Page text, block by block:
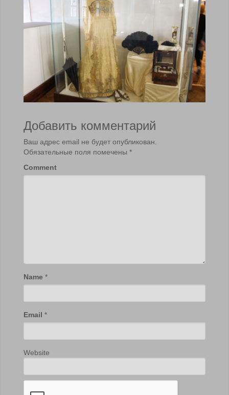
Добавить комментарий
Ваш адрес email не будет опубликован.
Обязательные поля помечены *
Comment
Name *
Email *
Website